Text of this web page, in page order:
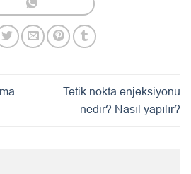
Tetik nokta enjeksiyonu
nedir? Nasıl yapılır?